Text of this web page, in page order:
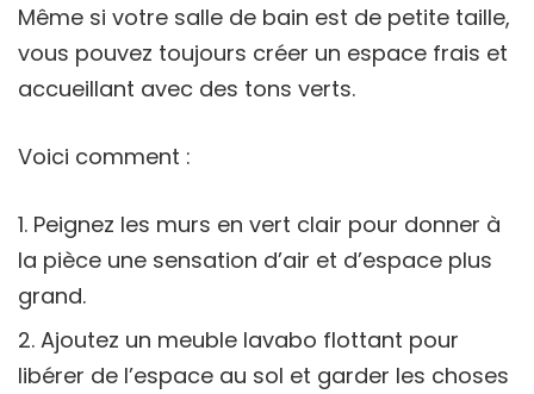
Même si votre salle de bain est de petite taille,
vous pouvez toujours créer un espace frais et
accueillant avec des tons verts.
Voici comment :
Peignez les murs en vert clair pour donner à
la pièce une sensation d’air et d’espace plus
grand.
Ajoutez un meuble lavabo flottant pour
libérer de l’espace au sol et garder les choses